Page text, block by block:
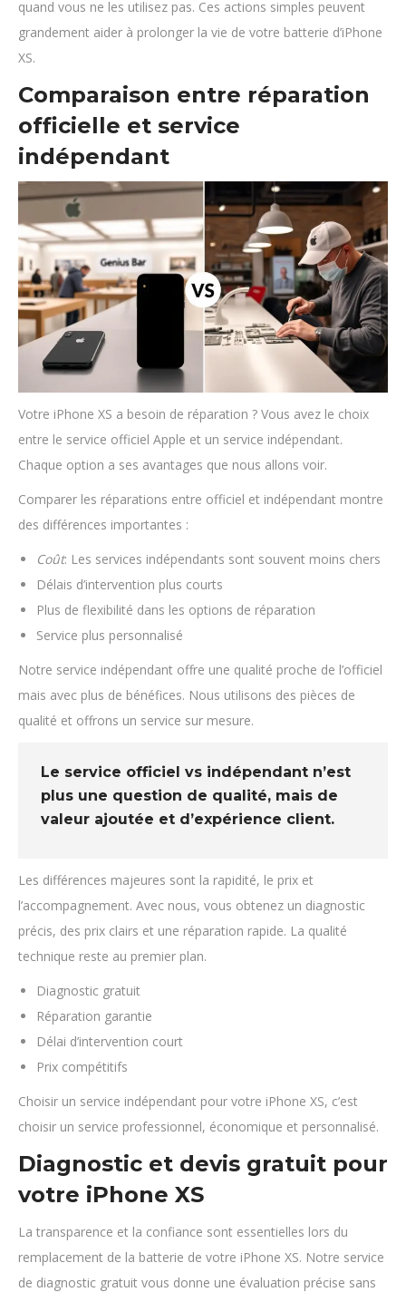
quand vous ne les utilisez pas. Ces actions simples peuvent
grandement aider à prolonger la vie de votre batterie d’iPhone
XS.
Comparaison entre réparation
officielle et service
indépendant
Votre iPhone XS a besoin de réparation ? Vous avez le choix
entre le service officiel Apple et un service indépendant.
Chaque option a ses avantages que nous allons voir.
Comparer les réparations entre officiel et indépendant montre
des différences importantes :
Coût: Les services indépendants sont souvent moins chers
Délais d’intervention plus courts
Plus de flexibilité dans les options de réparation
Service plus personnalisé
Notre service indépendant offre une qualité proche de l’officiel
mais avec plus de bénéfices. Nous utilisons des pièces de
qualité et offrons un service sur mesure.
Le service officiel vs indépendant n’est
plus une question de qualité, mais de
valeur ajoutée et d’expérience client.
Les différences majeures sont la rapidité, le prix et
l’accompagnement. Avec nous, vous obtenez un diagnostic
précis, des prix clairs et une réparation rapide. La qualité
technique reste au premier plan.
Diagnostic gratuit
Réparation garantie
Délai d’intervention court
Prix compétitifs
Choisir un service indépendant pour votre iPhone XS, c’est
choisir un service professionnel, économique et personnalisé.
Diagnostic et devis gratuit pour
votre iPhone XS
La transparence et la confiance sont essentielles lors du
remplacement de la batterie de votre iPhone XS. Notre service
de diagnostic gratuit vous donne une évaluation précise sans